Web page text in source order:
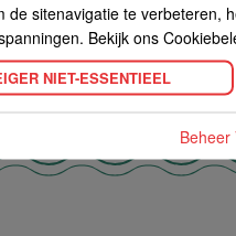
de sitenavigatie te verbeteren,
Bekijk ons
NIET-ESSENTIEEL
Beheer